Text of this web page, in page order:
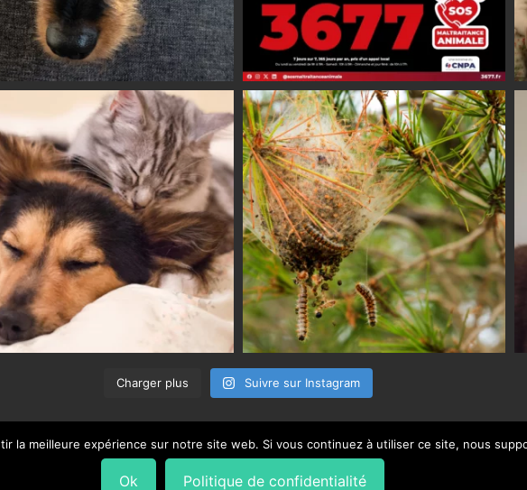
Charger plus Suivre sur Instagram
la meilleure expérience sur notre site web. Si vous continuez à utiliser ce site, nous
Ok Politique de confidentialité